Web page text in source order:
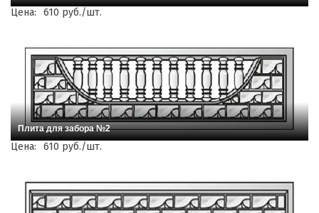
Цена: 610 руб./шт.
Плита для забора №2
Цена: 610 руб./шт.